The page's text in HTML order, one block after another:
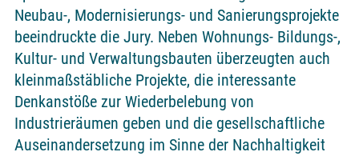
Neubau-, Modernisierungs- und Sanierungsprojekte
beeindruckte die Jury. Neben Wohnungs- Bildungs-,
Kultur- und Verwaltungsbauten überzeugten auch
kleinmaßstäbliche Projekte, die interessante
Denkanstöße zur Wiederbelebung von
Industrieräumen geben und die gesellschaftliche
Auseinandersetzung im Sinne der Nachhaltigkeit